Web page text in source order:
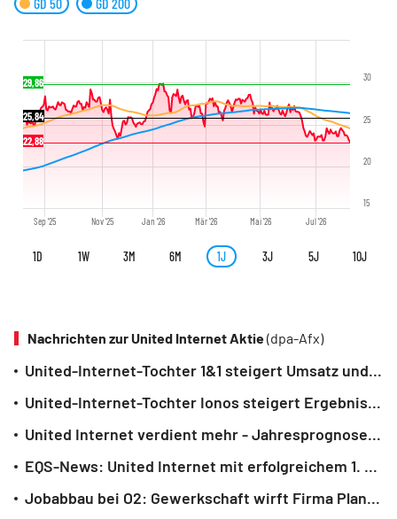
Sep '25 Nov '25 Jan '26 Mär '26 Mai '26 Jul '26
15
20
25
30
25,84
22,88
29,86
1D 1W 3M 6M 1J 3J 5J 10J
Nachrichten zur United Internet Aktie(dpa-Afx)
United-Internet-Tochter 1&1 steigert Umsatz und Gewinn - Prognose bestätigt
United-Internet-Tochter Ionos steigert Ergebnis - Umsatz-Prognose angehoben
United Internet verdient mehr - Jahresprognose bestätigt
EQS-News: United Internet mit erfolgreichem 1. Halbjahr 2026 (deutsch)
Jobabbau bei O2: Gewerkschaft wirft Firma Planlosigkeit vor